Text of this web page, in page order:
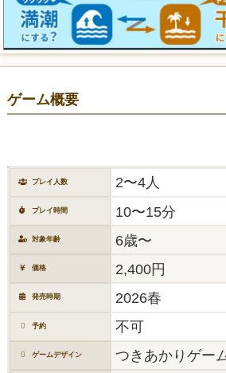
ゲーム概要
プレイ人数 2〜4人
プレイ時間 10〜15分
対象年齢 6歳〜
価格 2,400円
発売時期 2026春
予約 不可
ゲームデザイン つきあかりゲー